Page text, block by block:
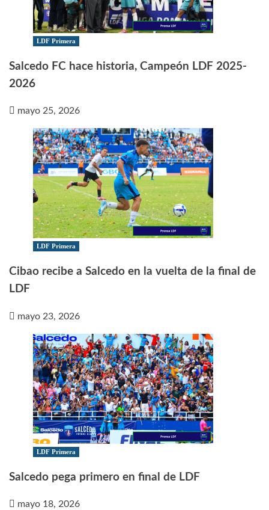
LDF Primera
Salcedo FC hace historia, Campeón LDF 2025-
2026
mayo 25, 2026
LDF Primera
Cibao recibe a Salcedo en la vuelta de la final de
LDF
mayo 23, 2026
LDF Primera
Salcedo pega primero en final de LDF
mayo 18, 2026